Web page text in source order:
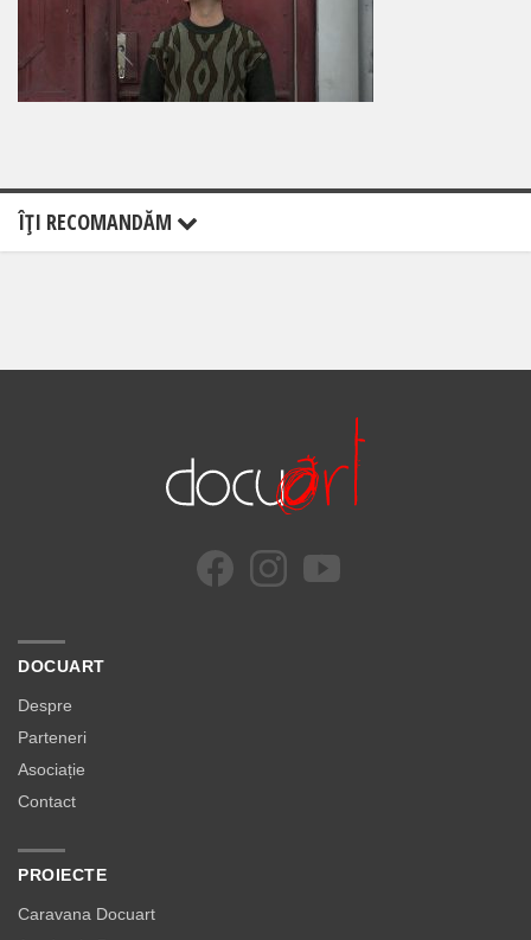
ÎŢI RECOMANDĂM
DOCUART
Despre
Parteneri
Asociație
Contact
PROIECTE
Caravana Docuart